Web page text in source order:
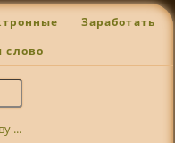
Заработать
слово
...